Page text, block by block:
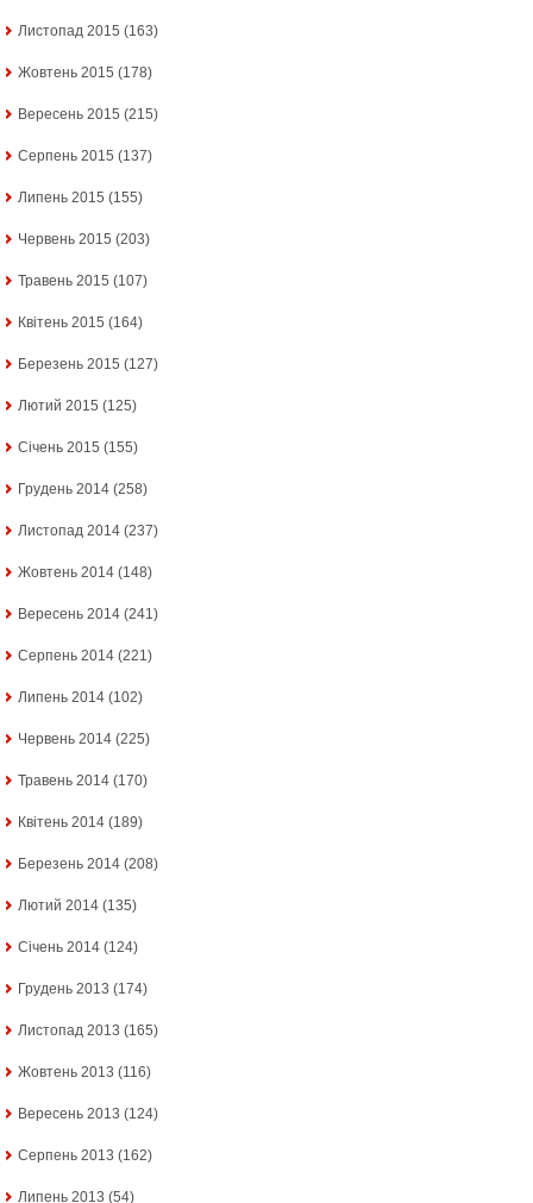
Листопад 2015 (163)
Жовтень 2015 (178)
Вересень 2015 (215)
Серпень 2015 (137)
Липень 2015 (155)
Червень 2015 (203)
Травень 2015 (107)
Квітень 2015 (164)
Березень 2015 (127)
Лютий 2015 (125)
Січень 2015 (155)
Грудень 2014 (258)
Листопад 2014 (237)
Жовтень 2014 (148)
Вересень 2014 (241)
Серпень 2014 (221)
Липень 2014 (102)
Червень 2014 (225)
Травень 2014 (170)
Квітень 2014 (189)
Березень 2014 (208)
Лютий 2014 (135)
Січень 2014 (124)
Грудень 2013 (174)
Листопад 2013 (165)
Жовтень 2013 (116)
Вересень 2013 (124)
Серпень 2013 (162)
Липень 2013 (54)